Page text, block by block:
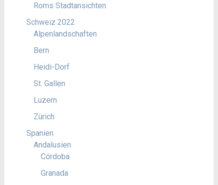
Roms Stadtansichten
Schweiz 2022
Alpenlandschaften
Bern
Heidi-Dorf
St. Gallen
Luzern
Zürich
Spanien
Andalusien
Córdoba
Granada